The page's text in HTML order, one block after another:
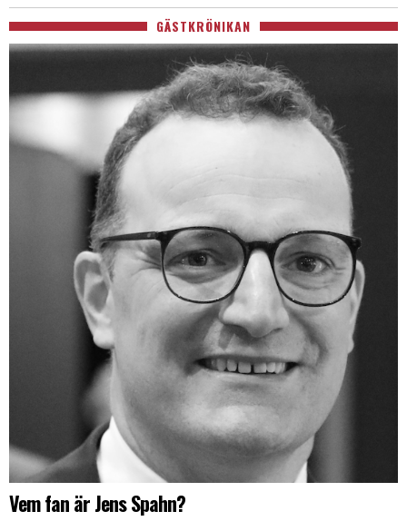
GÄSTKRÖNIKAN
Vem fan är Jens Spahn?